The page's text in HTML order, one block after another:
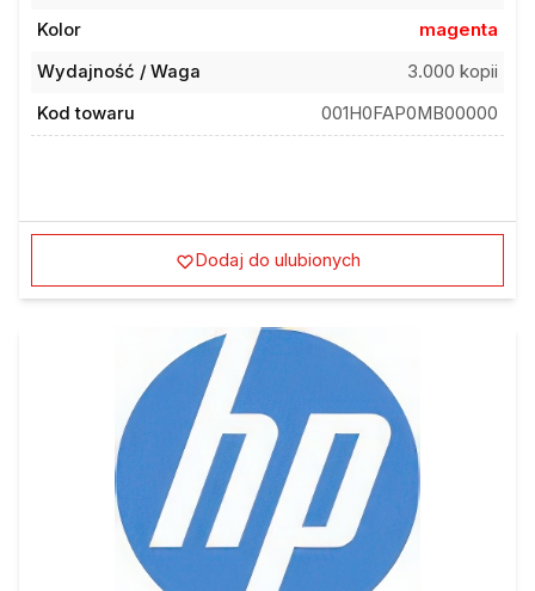
Kolor
magenta
Wydajność / Waga
3.000 kopii
Kod towaru
001H0FAP0MB00000
Dodaj do ulubionych